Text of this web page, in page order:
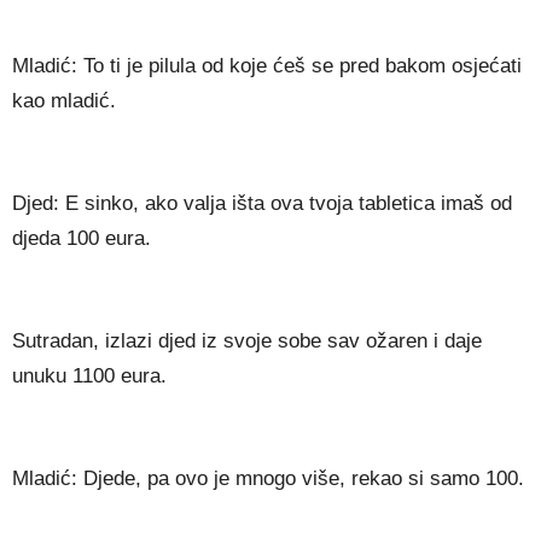
Mladić: To ti je pilula od koje ćeš se pred bakom osjećati
kao mladić.
Djed: E sinko, ako valja išta ova tvoja tabletica imaš od
djeda 100 eura.
Sutradan, izlazi djed iz svoje sobe sav ožaren i daje
unuku 1100 eura.
Mladić: Djede, pa ovo je mnogo više, rekao si samo 100.